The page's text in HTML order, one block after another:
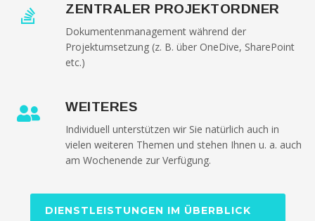
ZENTRALER PROJEKTORDNER
Dokumentenmanagement während der
Projektumsetzung (z. B. über OneDive, SharePoint
etc.)
WEITERES
Individuell unterstützen wir Sie natürlich auch in
vielen weiteren Themen und stehen Ihnen u. a. auch
am Wochenende zur Verfügung.
DIENSTLEISTUNGEN IM ÜBERBLICK